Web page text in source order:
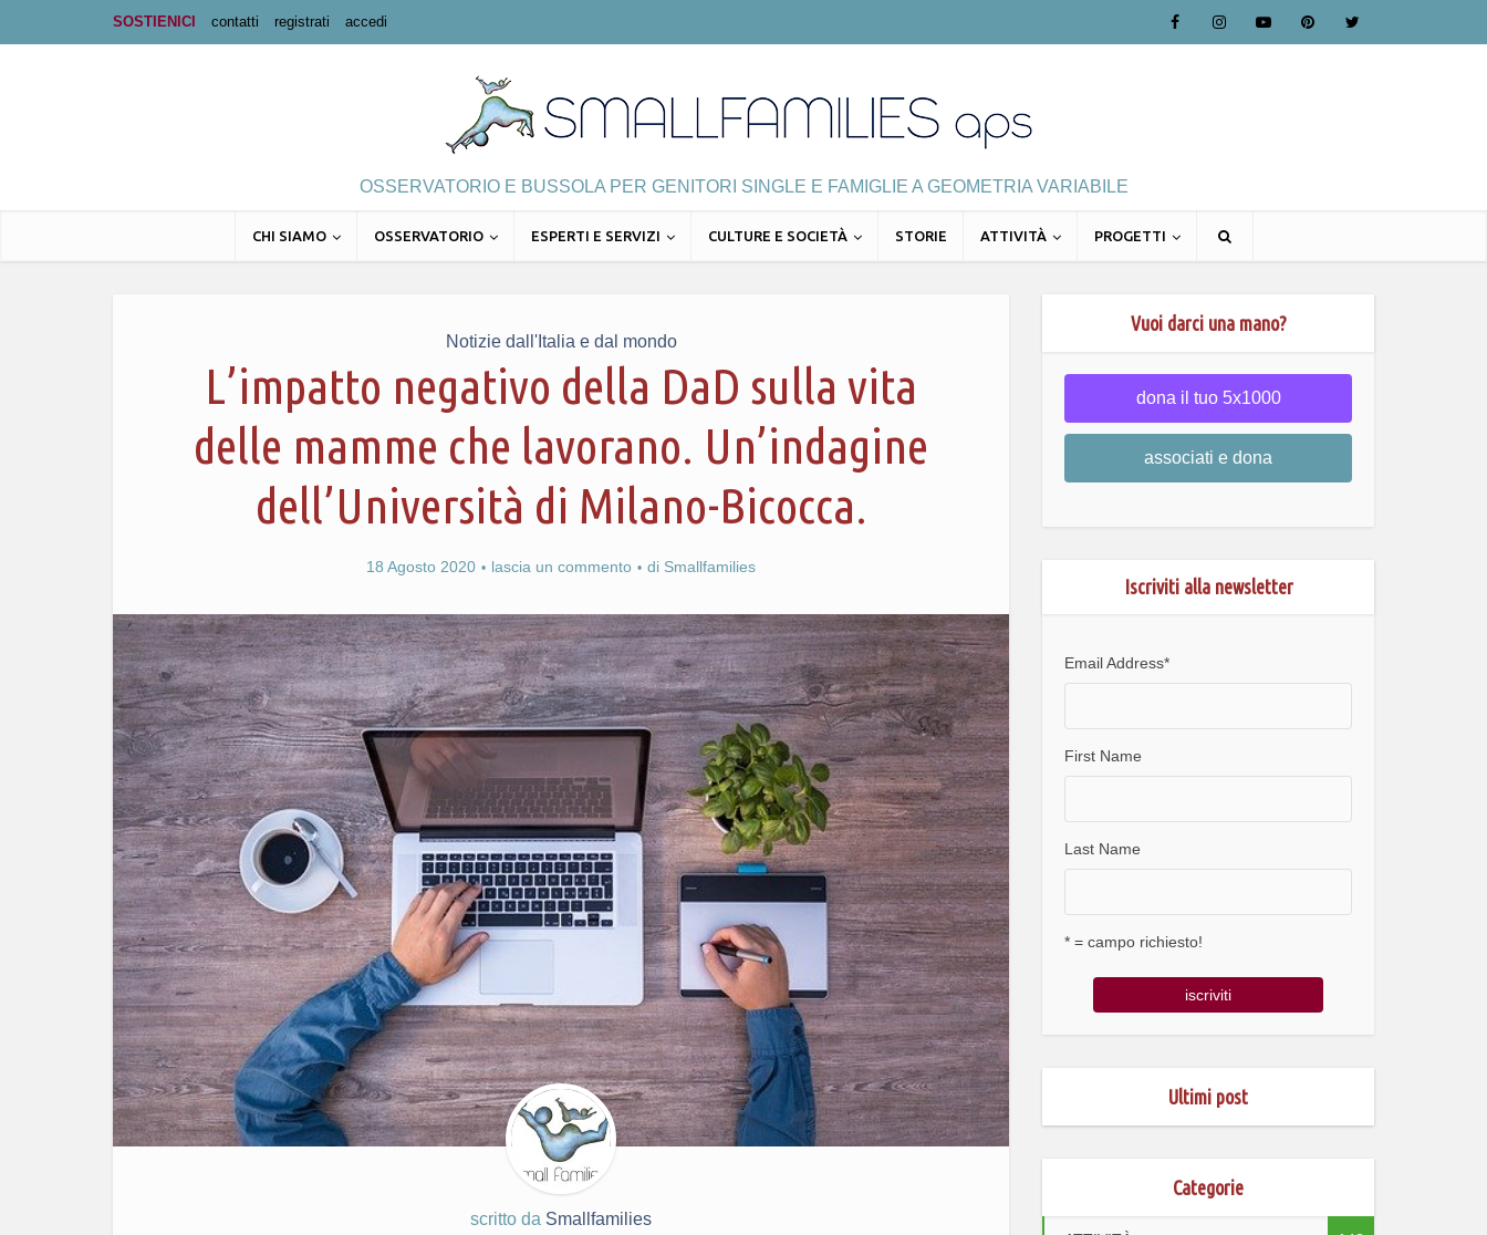
SOSTIENICI contatti registrati accedi
OSSERVATORIO E BUSSOLA PER GENITORI SINGLE E FAMIGLIE A GEOMETRIA VARIABILE
CHI SIAMO OSSERVATORIO ESPERTI E SERVIZI CULTURE E SOCIETÀ STORIE ATTIVITÀ PROGETTI
Notizie dall'Italia e dal mondo
L’impatto negativo della DaD sulla vita
delle mamme che lavorano. Un’indagine
dell’Università di Milano-Bicocca.
18 Agosto 2020 lascia un commento di Smallfamilies
scritto da Smallfamilies
Vuoi darci una mano?
dona il tuo 5x1000
associati e dona
Iscriviti alla newsletter
Email Address*
First Name
Last Name
* = campo richiesto!
Ultimi post
Categorie